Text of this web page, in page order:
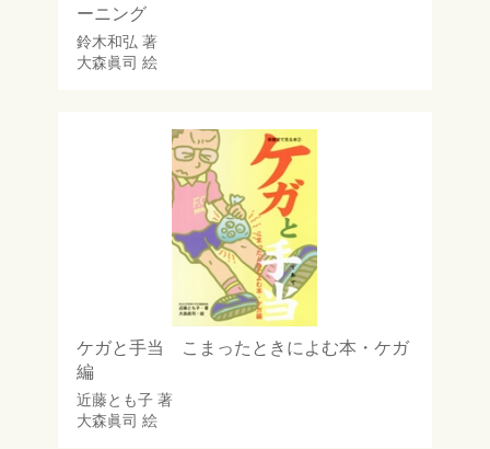
ーニング
鈴木和弘 著
大森眞司 絵
ケガと手当 こまったときによむ本・ケガ
編
近藤とも子著
大森眞司 絵